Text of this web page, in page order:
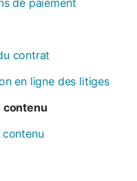
contrat
en ligne des litiges
contenu